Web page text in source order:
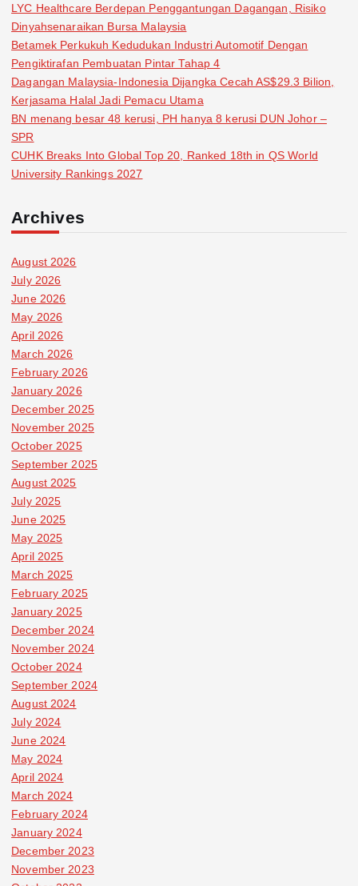
LYC Healthcare Berdepan Penggantungan Dagangan, Risiko
Dinyahsenaraikan Bursa Malaysia
Betamek Perkukuh Kedudukan Industri Automotif Dengan
Pengiktirafan Pembuatan Pintar Tahap 4
Dagangan Malaysia-Indonesia Dijangka Cecah AS$29.3 Bilion,
Kerjasama Halal Jadi Pemacu Utama
BN menang besar 48 kerusi, PH hanya 8 kerusi DUN Johor –
SPR
CUHK Breaks Into Global Top 20, Ranked 18th in QS World
University Rankings 2027
Archives
August 2026
July 2026
June 2026
May 2026
April 2026
March 2026
February 2026
January 2026
December 2025
November 2025
October 2025
September 2025
August 2025
July 2025
June 2025
May 2025
April 2025
March 2025
February 2025
January 2025
December 2024
November 2024
October 2024
September 2024
August 2024
July 2024
June 2024
May 2024
April 2024
March 2024
February 2024
January 2024
December 2023
November 2023